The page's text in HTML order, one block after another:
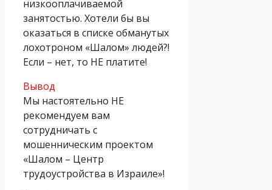
низкооплачиваемой
занятостью. Хотели бы вы
оказаться в списке обманутых
лохотроном «Шалом» людей?!
Если – нет, то НЕ платите!
Вывод
Мы настоятельно НЕ
рекомендуем вам
сотрудничать с
мошенническим проектом
«Шалом – Центр
трудоустройства в Израиле»!